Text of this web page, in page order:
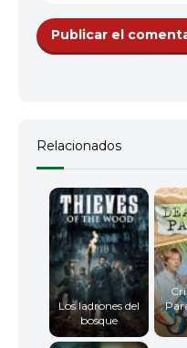
Relacionados
Los ladrones del
bosque